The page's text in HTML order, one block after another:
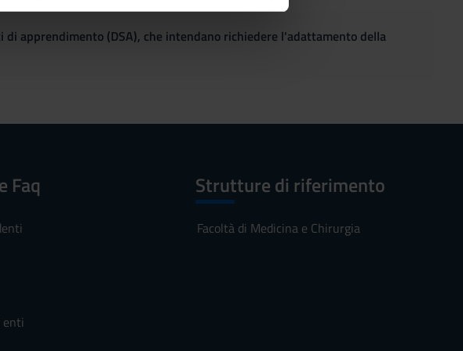
apprendimento (DSA), che intendano richiedere l'adattamento della
Faq
enti
Strutture di riferimento
Facoltà di Medicina e Chirurgia